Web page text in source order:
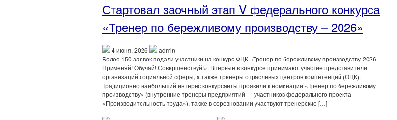
Стартовал заочный этап V федерального конкурса
«Тренер по бережливому производству – 2026»
4 июня, 2026
admin
Более 150 заявок подали участники на конкурс ФЦК «Тренер по бережливому производству-2026
Применяй! Обучай! Совершенствуй!». Впервые в конкурсе принимают участие представители
организаций социальной сферы, а также тренеры отраслевых центров компетенций (ОЦК).
Традиционно наибольший интерес конкурсанты проявили к номинации «Тренер по бережливому
производству» (внутренние тренеры предприятий — участников федерального проекта
«Производительность труда»), также в соревновании участвуют тренерские […]